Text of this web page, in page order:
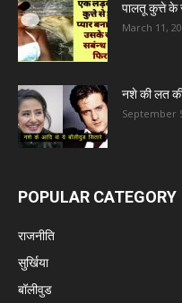
पालतू कुत्ते के
March 11,
नशे की लत
September
POPULAR CATEGORY
राजनीति
सुर्खिया
बॉलीवुड